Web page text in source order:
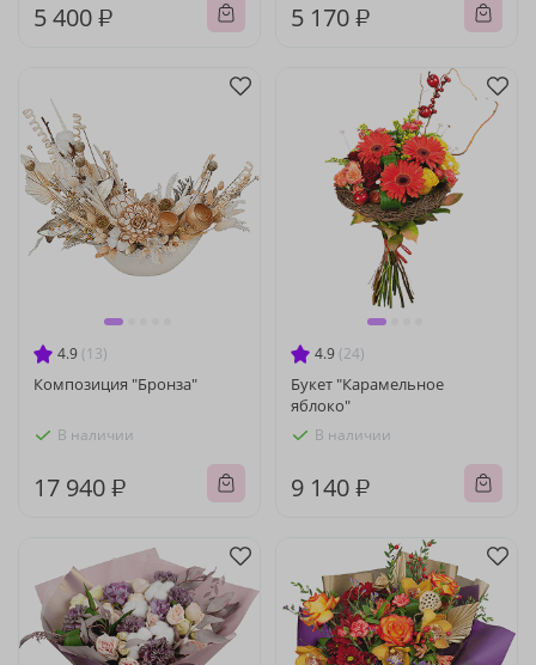
5 400 ₽ 5 170 ₽
4.9 (13)
Композиция "Бронза"
В наличии
17 940 ₽
4.9 (24)
Букет "Карамельное
яблоко"
В наличии
9 140 ₽